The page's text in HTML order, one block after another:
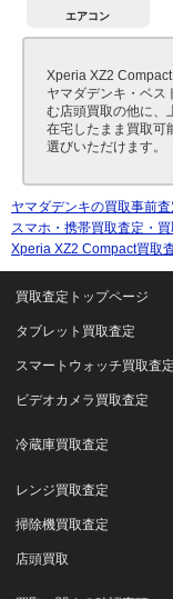
エアコン
Xperia XZ2
ヤマダデンキ・ベス
む店頭買取の他に、
在宅したまま買取可
選びいただけます。
ヤマダデンキの買取事前
スマホ・携帯買取査定・
Xperia XZ2 Compact買取
買取査定トップページ
タブレット買取査定
スマートウォッチ買取査定
ビデオカメラ買取査定
冷蔵庫買取査定
レンジ買取査定
掃除機買取査定
店頭買取